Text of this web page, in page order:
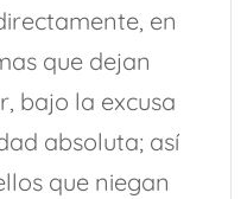
en
que dejan
bajo la excusa
absoluta; así
que niegan